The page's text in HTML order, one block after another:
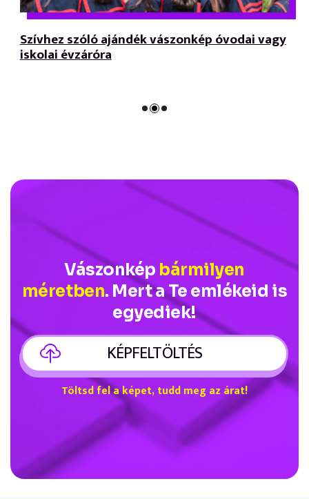
Szívhez szóló ajándék vászonkép óvodai vagy
iskolai évzáróra
Vászonkép bármilyen
méretben. Mert a Te emlékeid is
egyediek!
KÉPFELTÖLTÉS
Töltsd fel a képet, tudd meg az árat!